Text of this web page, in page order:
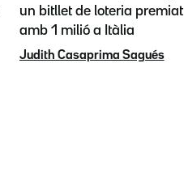
un bitllet de loteria premiat
amb 1 milió a Itàlia
Judith Casaprima Sagués